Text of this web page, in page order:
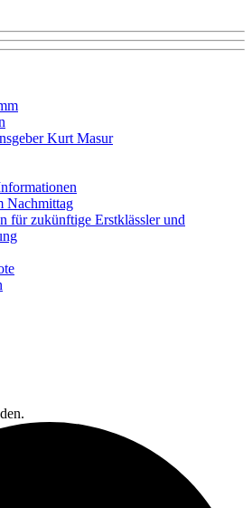
Kurt Masur
Nachmittag
für zukünftige Erstklässler und